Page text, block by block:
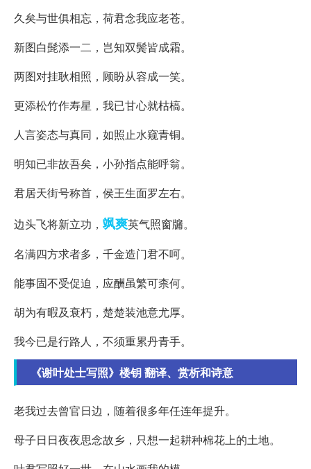
久矣与世俱相忘，荷君念我应老苍。
新图白髭添一二，岂知双鬓皆成霜。
两图对挂耿相照，顾盼从容成一笑。
更添松竹作寿星，我已甘心就枯槁。
人言姿态与真同，如照止水窥青铜。
明知已非故吾矣，小孙指点能呼翁。
君居天街号称首，侯王生面罗左右。
边头飞将新立功， 飒爽英气照窗牖。
名满四方求者多，千金造门君不呵。
能事固不受促迫，应酬虽繁可柰何。
胡为有暇及衰朽，楚楚装池意尤厚。
我今已是行路人，不须重累丹青手。
《谢叶处士写照》楼钥 翻译、赏析和诗意
老我过去曾官日边，随着很多年任连年提升。
母子日日夜夜思念故乡，只想一起耕种棉花上的土地。